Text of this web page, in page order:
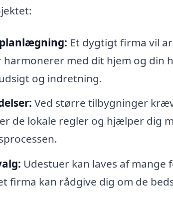
Et dygtigt firma vil
harmonerer med dit hjem og din
og indretning.
Ved større tilbygninger
de lokale regler og hjælper dig
Udestuer kan laves af
firma kan rådgive dig om de